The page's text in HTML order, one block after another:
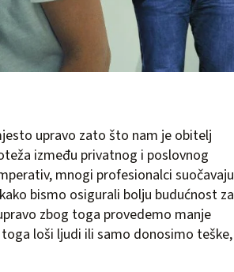
upravo zato što nam je obitelj
između privatnog i poslovnog
mnogi profesionalci suočavaju
bismo osigurali bolju budućnost za
zbog toga provedemo manje
loši ljudi ili samo donosimo teške,